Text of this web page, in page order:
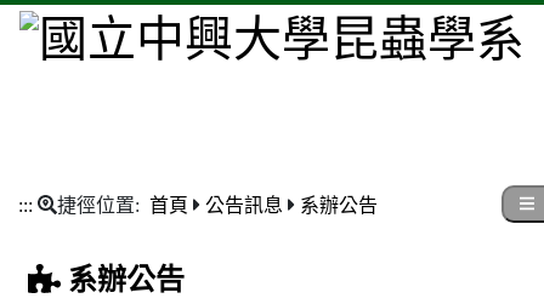
::: 捷徑位置: 首頁 公告訊息 系辦公告
系辦公告